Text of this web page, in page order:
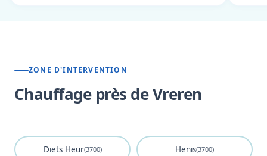
ZONE D'INTERVENTION
Chauffage près de Vreren
Diets Heur(3700) Henis(3700)